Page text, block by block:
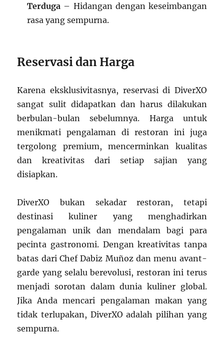
Terduga – Hidangan dengan keseimbangan
rasa yang sempurna.
Reservasi dan Harga
Karena eksklusivitasnya, reservasi di DiverXO
sangat sulit didapatkan dan harus dilakukan
berbulan-bulan sebelumnya. Harga untuk
menikmati pengalaman di restoran ini juga
tergolong premium, mencerminkan kualitas
dan kreativitas dari setiap sajian yang
disiapkan.
DiverXO bukan sekadar restoran, tetapi
destinasi kuliner yang menghadirkan
pengalaman unik dan mendalam bagi para
pecinta gastronomi. Dengan kreativitas tanpa
batas dari Chef Dabiz Muñoz dan menu avant-
garde yang selalu berevolusi, restoran ini terus
menjadi sorotan dalam dunia kuliner global.
Jika Anda mencari pengalaman makan yang
tidak terlupakan, DiverXO adalah pilihan yang
sempurna.